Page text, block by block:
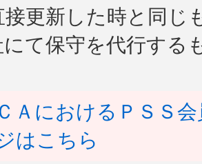
接更新した時と同じ
にて保守を代行する
ＡにおけるＰＳＳ
はこちら